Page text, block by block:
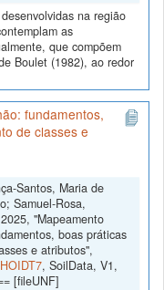
na região
as
que compõem
Boulet (1982), ao redor
fundamentos,
de classes e
Santos, Maria de
Samuel-Rosa,
"Mapeamento
boas práticas
e atributos",
, SoilData, V1,
[fileUNF]